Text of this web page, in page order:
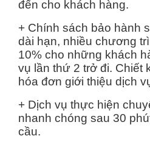
đến cho khách hàng.
+ Chính sách bảo hành
dài hạn, nhiều chương
10% cho những khách
vụ lần thứ 2 trở đi. Chiết
hóa đơn giới thiệu dịch
+ Dịch vụ thực hiện
nhanh chóng sau 30
cầu.